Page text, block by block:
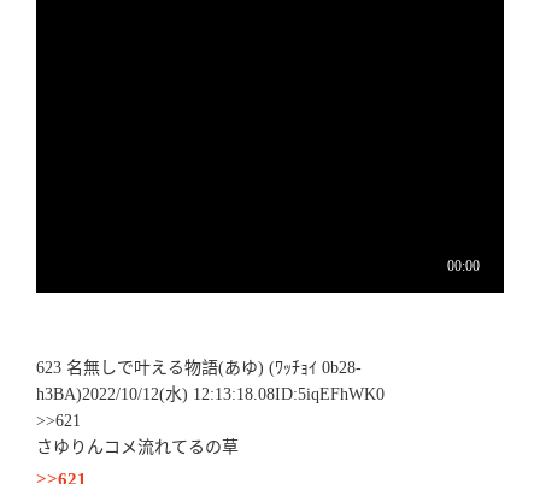
623 名無しで叶える物語(あゆ) (ﾜｯﾁｮｲ 0b28-
h3BA)2022/10/12(水) 12:13:18.08ID:5iqEFhWK0
>>621
さゆりんコメ流れてるの草
>>621